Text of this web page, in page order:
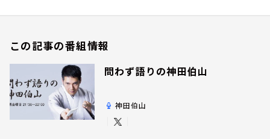
この記事の番組情報
問わず語りの神田伯山
神田伯山